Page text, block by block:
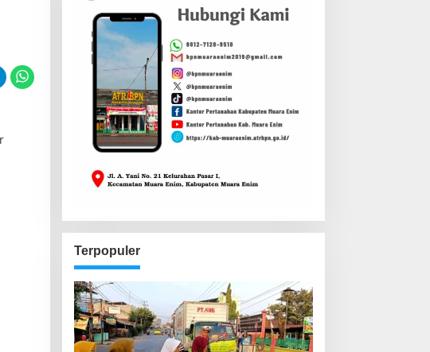
Terpopuler